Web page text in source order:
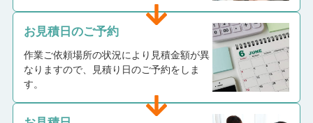
お見積日のご予約
作業ご依頼場所の状況により見積金額が異
なりますので、見積り日のご予約をしま
す。